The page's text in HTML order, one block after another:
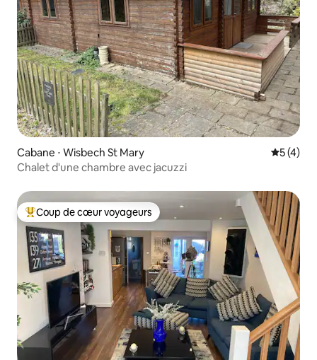
Cabane ⋅ Wisbech St Mary
5 (4)
Chalet d'une chambre avec jacuzzi
Coups de cœur voyageurs les plus appréciés
Coup de cœur voyageurs